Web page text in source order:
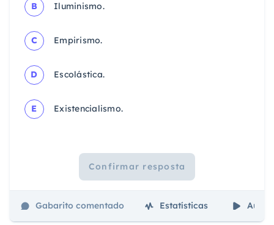
B Iluminismo.
C Empirismo.
D Escolástica.
E Existencialismo.
Confirmar resposta
Gabarito comentado Estatísticas Aulas